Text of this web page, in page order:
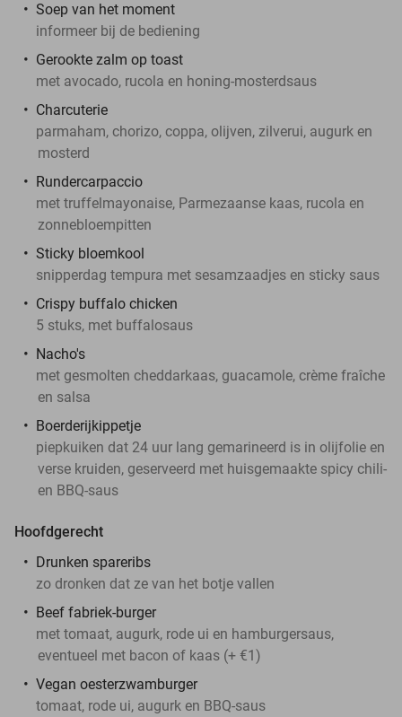
Soep van het moment
informeer bij de bediening
Gerookte zalm op toast
met avocado, rucola en honing-mosterdsaus
Charcuterie
parmaham, chorizo, coppa, olijven, zilverui, augurk en
mosterd
Rundercarpaccio
met truffelmayonaise, Parmezaanse kaas, rucola en
zonnebloempitten
Sticky bloemkool
snipperdag tempura met sesamzaadjes en sticky saus
Crispy buffalo chicken
5 stuks, met buffalosaus
Nacho's
met gesmolten cheddarkaas, guacamole, crème fraîche
en salsa
Boerderijkippetje
piepkuiken dat 24 uur lang gemarineerd is in olijfolie en
verse kruiden, geserveerd met huisgemaakte spicy chili-
en BBQ-saus
Hoofdgerecht
Drunken spareribs
zo dronken dat ze van het botje vallen
Beef fabriek-burger
met tomaat, augurk, rode ui en hamburgersaus,
eventueel met bacon of kaas (+ €1)
Vegan oesterzwamburger
tomaat, rode ui, augurk en BBQ-saus